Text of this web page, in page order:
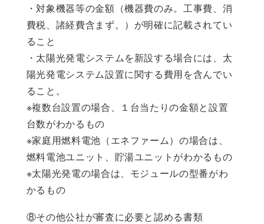
・対象機器等の金額（機器費のみ。工事費、消
費税、諸経費含まず。）が明確に記載されてい
ること
・太陽光発電システムを新設する場合には、太
陽光発電システム設置に関する費用を含んでい
ること。
※複数台設置の場合、１台当たりの金額と設置
台数がわかるもの
※家庭用燃料電池（エネファーム）の場合は、
燃料電池ユニット、貯湯ユニットがわかるもの
※太陽光発電の場合は、モジュールの型番がわ
かるもの
⑧その他公社が審査に必要と認める書類